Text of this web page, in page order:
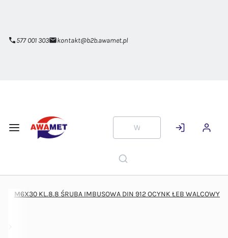
577 001 303
kontakt@b2b.awamet.pl
M6X30 KL.8.8 ŚRUBA IMBUSOWA DIN 912 OCYNK ŁEB WALCOWY